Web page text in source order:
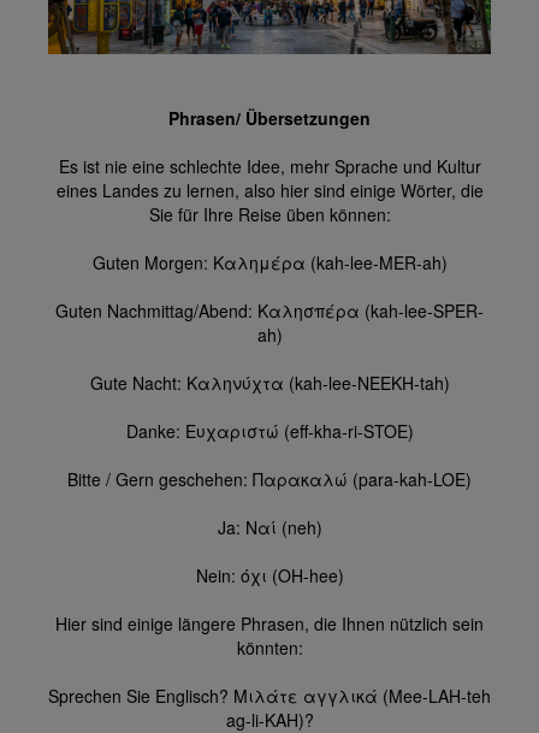
Phrasen/ Übersetzungen
Es ist nie eine schlechte Idee, mehr Sprache und Kultur
eines Landes zu lernen, also hier sind einige Wörter, die
Sie für Ihre Reise üben können:
Guten Morgen: Καλημέρα (kah-lee-MER-ah)
Guten Nachmittag/Abend: Καλησπέρα (kah-lee-SPER-
ah)
Gute Nacht: Καληνύχτα (kah-lee-NEEKH-tah)
Danke: Ευχαριστώ (eff-kha-ri-STOE)
Bitte / Gern geschehen: Παρακαλώ (para-kah-LOE)
Ja: Ναί (neh)
Nein: όχι (OH-hee)
Hier sind einige längere Phrasen, die Ihnen nützlich sein
könnten:
Sprechen Sie Englisch? Μιλάτε αγγλικά (Mee-LAH-teh
ag-li-KAH)?